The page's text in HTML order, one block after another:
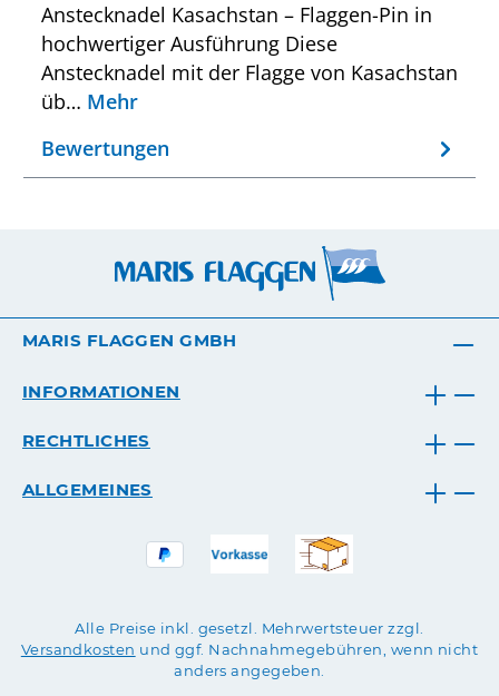
Anstecknadel Kasachstan – Flaggen-Pin in
hochwertiger Ausführung Diese
Anstecknadel mit der Flagge von Kasachstan
üb… Mehr
Bewertungen
MARIS FLAGGEN GMBH
INFORMATIONEN
RECHTLICHES
ALLGEMEINES
Alle Preise inkl. gesetzl. Mehrwertsteuer zzgl.
Versandkosten und ggf. Nachnahmegebühren, wenn nicht
anders angegeben.